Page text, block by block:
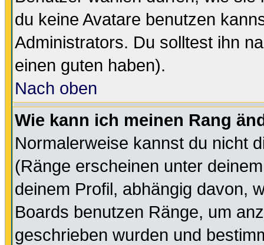
du keine Avatare benutzen
Administrators. Du solltest ihn
einen guten haben).
Nach oben
Wie kann ich meinen Rang
Normalerweise kannst du nicht
(Ränge erscheinen unter
deinem Profil, abhängig davon,
Boards benutzen Ränge, um
geschrieben wurden und